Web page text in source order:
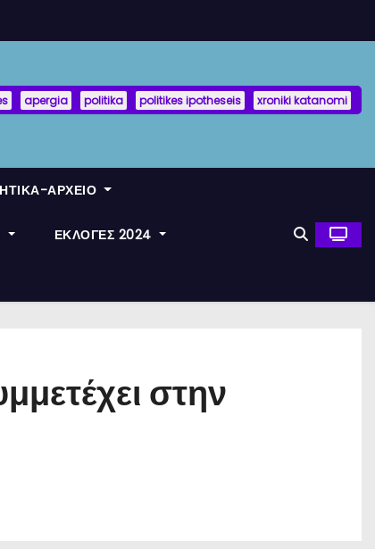
apergia politika politikes ipotheseis xroniki katanomi
ΑΡΧΕΙΟ
ΕΚΛΟΓΕΣ 2024
στην